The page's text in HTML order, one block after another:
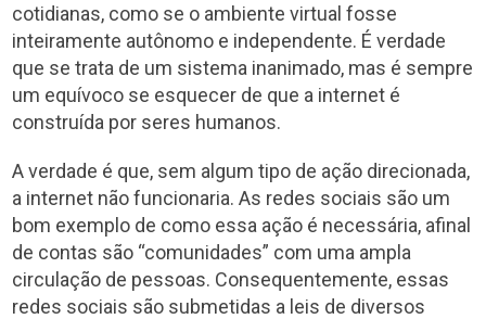
cotidianas, como se o ambiente virtual fosse
inteiramente autônomo e independente. É verdade
que se trata de um sistema inanimado, mas é sempre
um equívoco se esquecer de que a internet é
construída por seres humanos.
A verdade é que, sem algum tipo de ação direcionada,
a internet não funcionaria. As redes sociais são um
bom exemplo de como essa ação é necessária, afinal
de contas são “comunidades” com uma ampla
circulação de pessoas. Consequentemente, essas
redes sociais são submetidas a leis de diversos